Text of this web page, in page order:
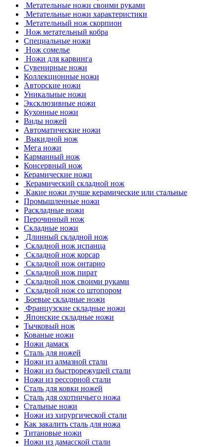
Метательные ножи своими руками
Метательные ножи характеристики
Метательный нож скорпион
Нож метательный кобра
Специальные ножи
Нож сомелье
Ножи для карвинга
Сувенирные ножи
Коллекционные ножи
Авторские ножи
Уникальные ножи
Эксклюзивные ножи
Кухонные ножи
Виды ножей
Автоматические ножи
Выкидной нож
Мега ножи
Карманный нож
Консервный нож
Керамические ножи
Керамический складной нож
Какие ножи лучше керамические или стальные
Промышленные ножи
Раскладные ножи
Перочинный нож
Складные ножи
Длинный складной нож
Складной нож испанца
Складной нож корсар
Складной нож онтарио
Складной нож пират
Складной нож своими руками
Складной нож со штопором
Боевые складные ножи
Французские складные ножи
Японские складные ножи
Тычковый нож
Кованые ножи
Ножи дамаск
Сталь для ножей
Ножи из алмазной стали
Ножи из быстрорежущей стали
Ножи из рессорной стали
Сталь для ковки ножей
Сталь для охотничьего ножа
Стальные ножи
Ножи из хирургической стали
Как закалить сталь для ножа
Титановые ножи
Ножи из дамасской стали